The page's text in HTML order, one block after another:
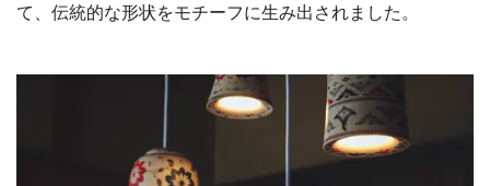
て、伝統的な形状をモチーフに生み出されました。